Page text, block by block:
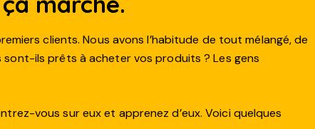
clients. Nous avons l’habitude de tout mélangé, de
sont-ils prêts à acheter vos produits ? Les gens
vous sur eux et apprenez d’eux. Voici quelques